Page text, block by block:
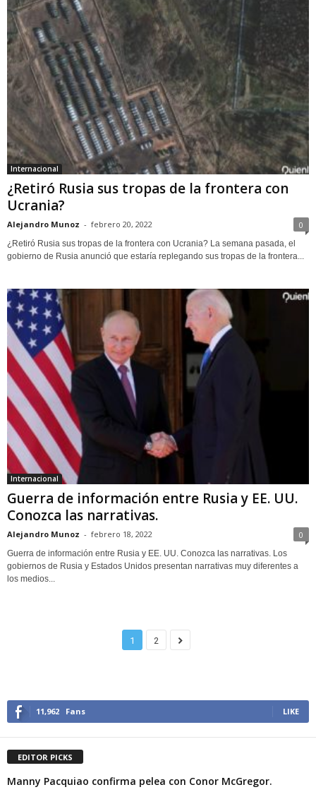
Internacional
¿Retiró Rusia sus tropas de la frontera con
Ucrania?
Alejandro Munoz - febrero 20, 2022 0
¿Retiró Rusia sus tropas de la frontera con Ucrania? La semana pasada, el
gobierno de Rusia anunció que estaría replegando sus tropas de la frontera...
Internacional
Guerra de información entre Rusia y EE. UU.
Conozca las narrativas.
Alejandro Munoz - febrero 18, 2022 0
Guerra de información entre Rusia y EE. UU. Conozca las narrativas. Los
gobiernos de Rusia y Estados Unidos presentan narrativas muy diferentes a
los medios...
1 2
11,962 Fans LIKE
EDITOR PICKS
Manny Pacquiao confirma pelea con Conor McGregor.